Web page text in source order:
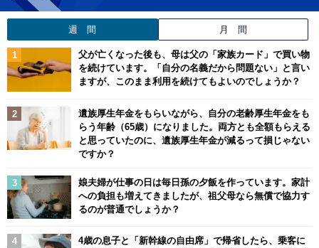
週 間 月 間
父が亡くなった後も、母は父の「家族カード」で買い物
を続けています。「自分の名義だから問題ない」と言い
ますが、このまま利用を続けてもよいのでしょうか？
遺族厚生年金をもらいながら、自分の老齢厚生年金をも
らう年齢（65歳）になりました。両方とも全額もらえる
と思っていたのに、遺族厚生年金が減るって損じゃない
ですか？
娘夫婦が仕事の日は毎日孫の夕飯を作っています。家計
への負担も増えてきましたが、祖父母なら無償で協力す
るのが普通でしょうか？
4歳の息子と「新幹線の自由席」で帰省したら、乗客に